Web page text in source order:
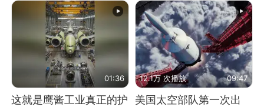
01:36
这就是鹰酱工业真正的护
12.1万 次播放 09:47
美国太空部队第一次出